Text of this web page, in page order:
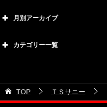
月別アーカイブ
2026年5月
2026年4月
カテゴリー一覧
21号車
28号車
TOP ＴＳサニー